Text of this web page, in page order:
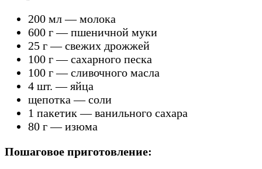
200 мл — молока
600 г — пшеничной муки
25 г — свежих дрожжей
100 г — сахарного песка
100 г — сливочного масла
4 шт. — яйца
щепотка — соли
1 пакетик — ванильного сахара
80 г — изюма
Пошаговое приготовление: